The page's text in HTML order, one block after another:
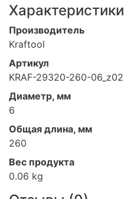
Характеристики
Производитель
Kraftool
Артикул
KRAF-29320-260-06_z02
Диаметр, мм
6
Общая длина, мм
260
Вес продукта
0.06 kg